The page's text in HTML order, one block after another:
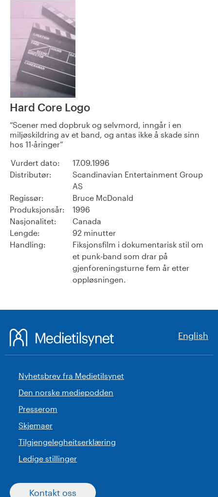
Hard Core Logo
Scener med dopbruk og selvmord, inngår i en
miljøskildring av et band, og antas ikke å skade sinn
hos 11-åringer
Vurdert dato:
17.09.1996
Distributør:
Scandinavian Entertainment Group
AS
Regissør:
Bruce McDonald
Produksjonsår:
1996
Nasjonalitet:
Canada
Lengde:
92 minutter
Handling:
Fiksjonsfilm i dokumentarisk stil om
et punk-band som drar på
gjenforeningsturne fem år etter
oppløsningen.
English
Nyhetsbrev fra Medietilsynet
Den norske mediepodden
Presserom
Skjemaer
Tilgjengelegheitserklæring
Ledige stillinger
Kontakt oss